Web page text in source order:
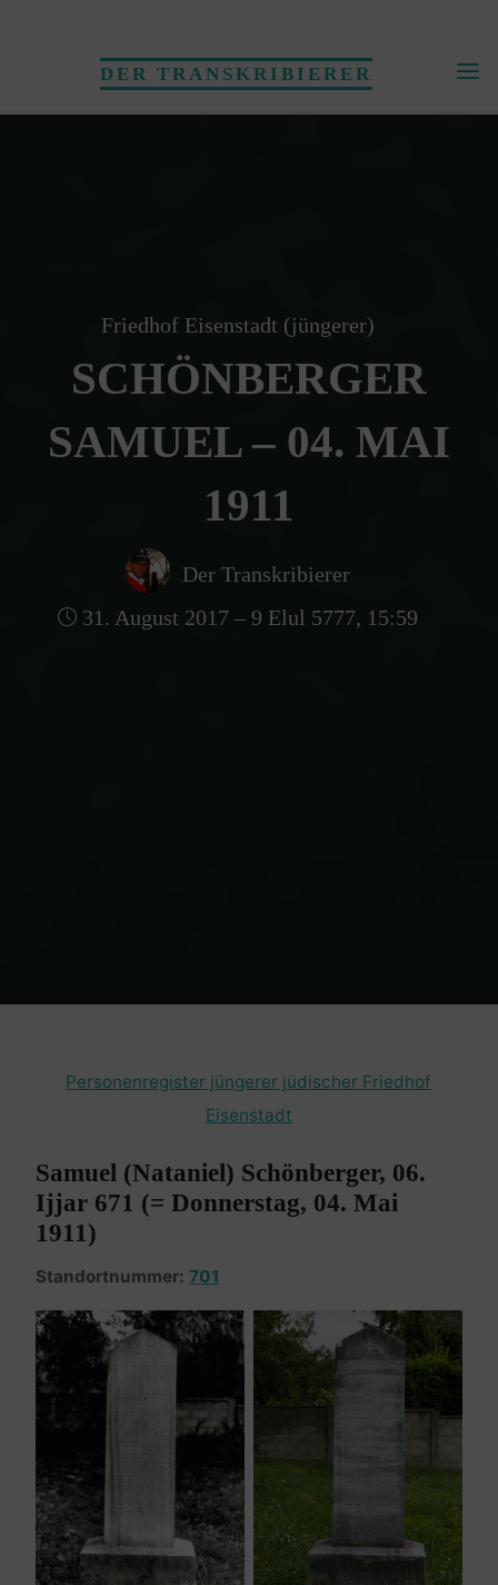
DER TRANSKRIBIERER
Friedhof Eisenstadt (jüngerer)
SCHÖNBERGER
SAMUEL – 04. MAI
1911
Der Transkribierer
31. August 2017 – 9 Elul 5777, 15:59
Personenregister jüngerer jüdischer Friedhof
Eisenstadt
Samuel (Nataniel) Schönberger, 06.
Ijjar 671 (= Donnerstag, 04. Mai
1911)
Standortnummer: 701